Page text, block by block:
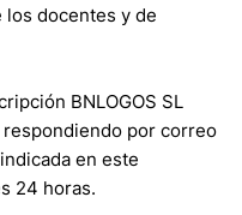
docentes y de
BNLOGOS SL
por correo
en este
24 horas.